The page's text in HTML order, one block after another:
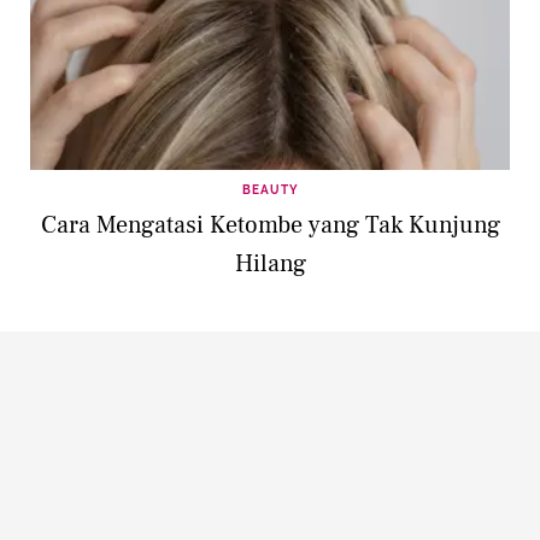
BEAUTY
Cara Mengatasi Ketombe yang Tak Kunjung
Hilang